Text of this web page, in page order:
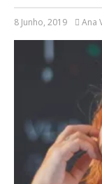
8 Junho, 2019 Ana